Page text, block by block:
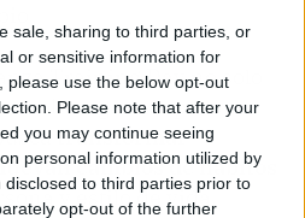
sale, sharing to third parties, or
or sensitive information for
please use the below opt-out
Please note that after your
you may continue seeing
personal information utilized by
to third parties prior to
opt-out of the further
Training Day no solo
obtengan un peso
transformar
cambios de hábitos
y estilo de vida.